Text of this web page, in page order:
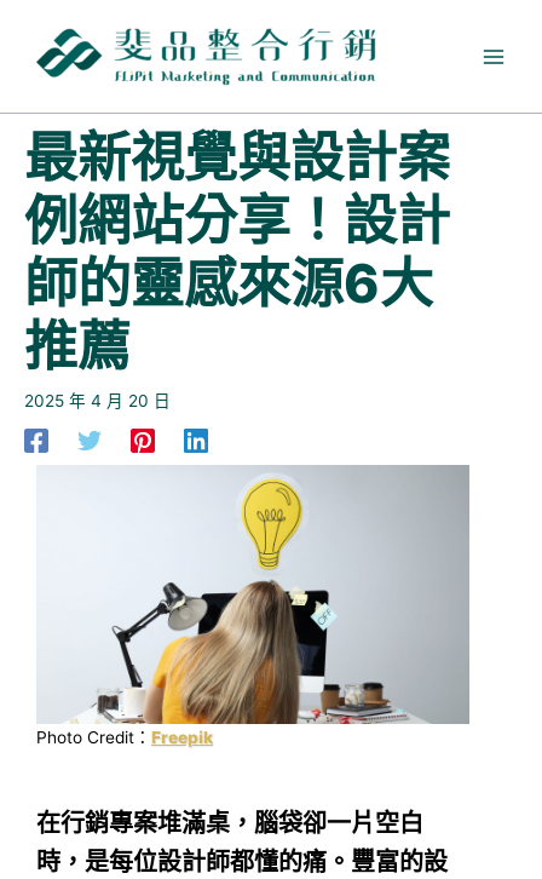
內
最新視覺與設計案
例網站分享！設計
師的靈感來源6大
推薦
2025 年 4 月 20 日
Photo Credit： Freepik
在行銷專案堆滿桌，腦袋卻一片空白
時，是每位設計師都懂的痛。豐富的設